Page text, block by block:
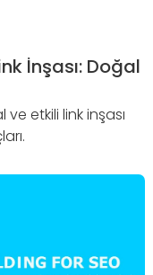
İnşası: Doğal
etkili link inşası